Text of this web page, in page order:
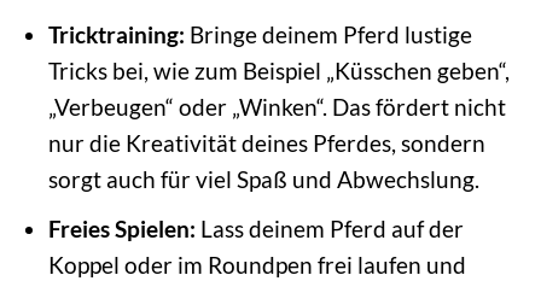
Tricktraining: Bringe deinem Pferd lustige
Tricks bei, wie zum Beispiel „Küsschen geben“,
„Verbeugen“ oder „Winken“. Das fördert nicht
nur die Kreativität deines Pferdes, sondern
sorgt auch für viel Spaß und Abwechslung.
Freies Spielen: Lass deinem Pferd auf der
Koppel oder im Roundpen frei laufen und